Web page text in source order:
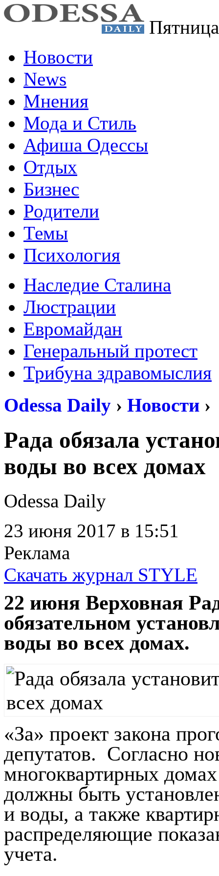
Новости
News
Мнения
Мода и Стиль
Афиша Одессы
Отдых
Бизнес
Родители
Темы
Психология
Наследие Сталина
Люстрации
Евромайдан
Генеральный протест
Трибуна здравомыслия
Odessa Daily › Новости ›
Рада обязала
воды во всех домах
Odessa Daily
23 июня 2017 в 15:51
Реклама
Скачать журнал STYLE
22 июня Верховная
обязательном
воды во всех домах.
«За» проект закона
депутатов. Согласно
многоквартирных
должны быть
и воды, а также
распределяющие
учета.